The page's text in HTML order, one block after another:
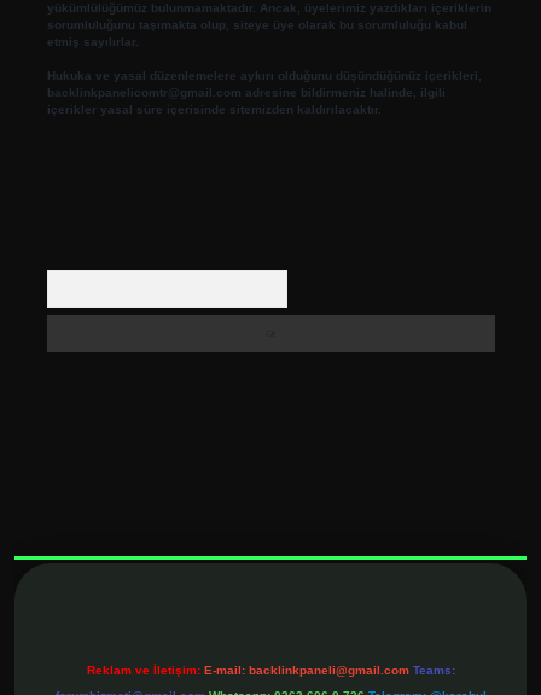
yükümlülüğümüz bulunmamaktadır. Ancak, üyelerimiz yazdıkları içeriklerin
sorumluluğunu taşımakta olup, siteye üye olarak bu sorumluluğu kabul
etmiş sayılırlar.
Hukuka ve yasal düzenlemelere aykırı olduğunu düşündüğünüz içerikleri,
backlinkpanelicomtr@gmail.com adresine bildirmeniz halinde, ilgili
içerikler yasal süre içerisinde sitemizden kaldırılacaktır.
Reklam ve İletişim: E-mail: backlinkpaneli@gmail.com Teams: